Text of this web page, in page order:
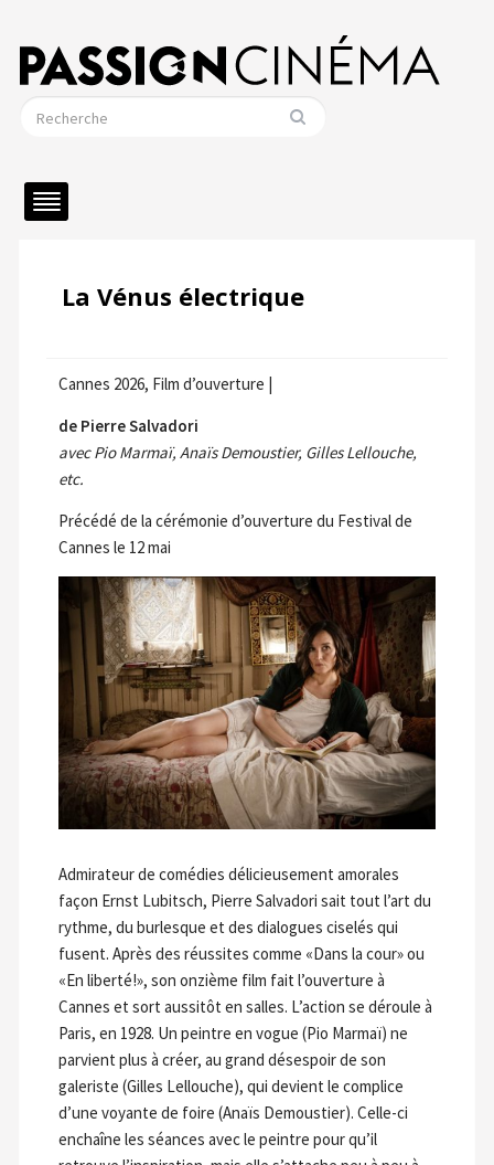
La Vénus électrique
Cannes 2026, Film d’ouverture |
de Pierre Salvadori
avec Pio Marmaï, Anaïs Demoustier, Gilles Lellouche,
etc.
Précédé de la cérémonie d’ouverture du Festival de
Cannes le 12 mai
Admirateur de comédies délicieusement amorales
façon Ernst Lubitsch, Pierre Salvadori sait tout l’art du
rythme, du burlesque et des dialogues ciselés qui
fusent. Après des réussites comme «Dans la cour» ou
«En liberté!», son onzième film fait l’ouverture à
Cannes et sort aussitôt en salles. L’action se déroule à
Paris, en 1928. Un peintre en vogue (Pio Marmaï) ne
parvient plus à créer, au grand désespoir de son
galeriste (Gilles Lellouche), qui devient le complice
d’une voyante de foire (Anaïs Demoustier). Celle-ci
enchaîne les séances avec le peintre pour qu’il